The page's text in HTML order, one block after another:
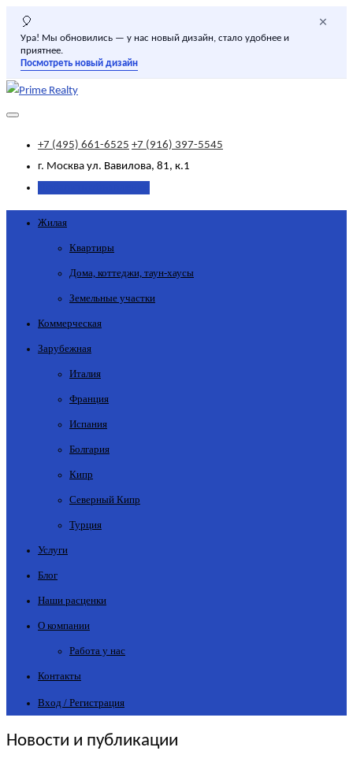
🎈
Ура! Мы обновились — у нас новый дизайн, стало удобнее и
приятнее.
Посмотреть новый дизайн
×
+7 (495) 661-6525 +7 (916) 397-5545
г. Москва ул. Вавилова, 81, к.1
Жилая
Квартиры
Дома, коттеджи, таун-хаусы
Земельные участки
Коммерческая
Зарубежная
Италия
Франция
Испания
Болгария
Кипр
Северный Кипр
Турция
Услуги
Блог
Наши расценки
О компании
Работа у нас
Контакты
Вход / Регистрация
Новости и публикации